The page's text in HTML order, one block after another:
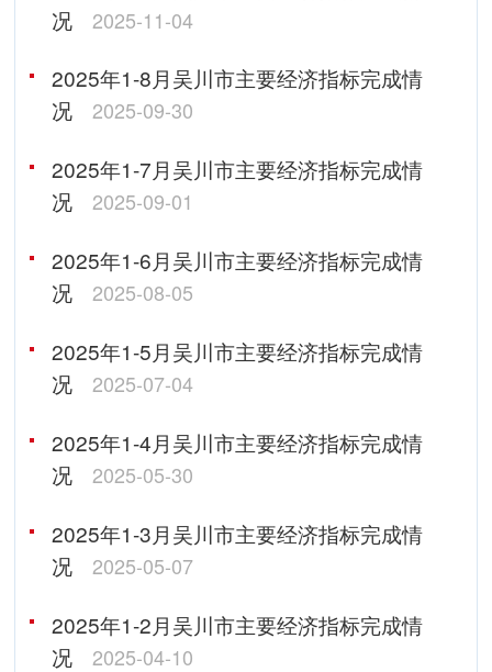
况
2025-11-04
2025年1-8月吴川市主要经济指标完成情
况
2025-09-30
2025年1-7月吴川市主要经济指标完成情
况
2025-09-01
2025年1-6月吴川市主要经济指标完成情
况
2025-08-05
2025年1-5月吴川市主要经济指标完成情
况
2025-07-04
2025年1-4月吴川市主要经济指标完成情
况
2025-05-30
2025年1-3月吴川市主要经济指标完成情
况
2025-05-07
2025年1-2月吴川市主要经济指标完成情
况
2025-04-10